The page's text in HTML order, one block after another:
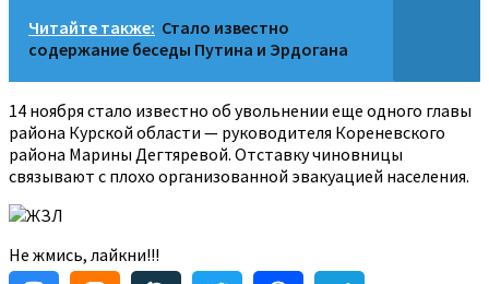
Читайте также: Стало известно
содержание беседы Путина и Эрдогана
14 ноября стало известно об увольнении еще одного главы
района Курской области — руководителя Кореневского
района Марины Дегтяревой. Отставку чиновницы
связывают с плохо организованной эвакуацией населения.
ЖЗЛ
Не жмись, лайкни!!!